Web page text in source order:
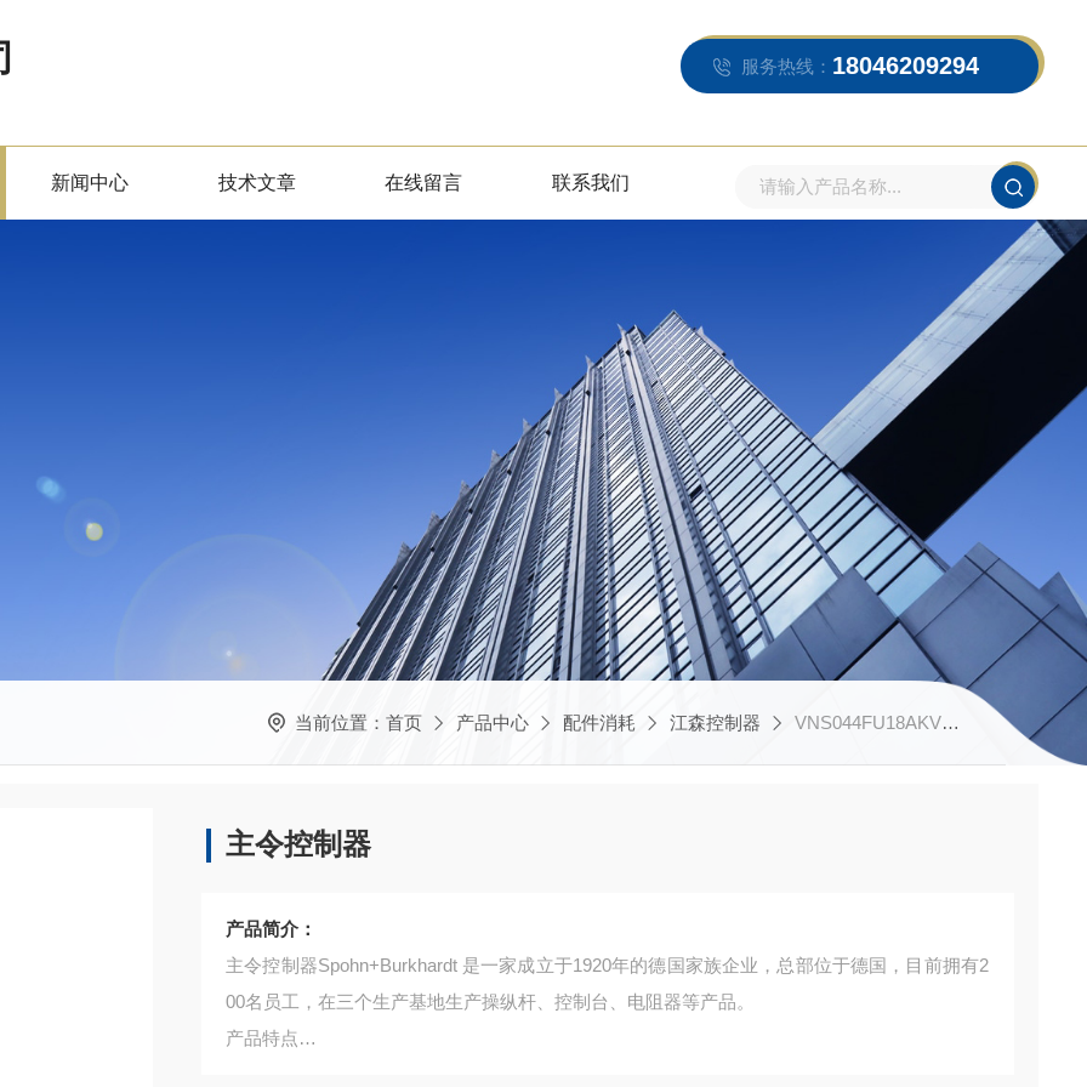
服务热线： 18046209294
新闻中心 技术文章 在线留言 联系我们
当前位置： 首页 产品中心 配件消耗 江森控制器 VNS044FU18AKVRHU50.50主令控制器
主令控制器
产品简介：
主令控制器Spohn+Burkhardt 是一家成立于1920年的德国家族企业，总部位于德国，目前拥有2
00名员工，在三个生产基地生产操纵杆、控制台、电阻器等产品。 ‌
产品特点